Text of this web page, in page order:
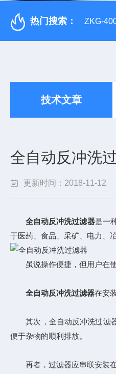
热门搜索： ZKG-
技术文章
全自动反冲洗
更新时间：2018-11-12
全自动反冲洗过滤器是一
于医药、食品、采矿、电力、
虽说操作便捷，但用户在使
全自动反冲洗过滤器在安
其次，全自动反冲洗过滤器
便于杂物的顺利排放。
再者，过滤器应串联安装在